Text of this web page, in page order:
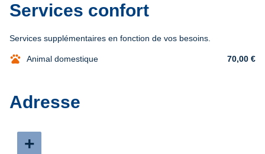
Services confort
Services supplémentaires en fonction de vos besoins.
pets Animal domestique 70,00 €
Adresse
+